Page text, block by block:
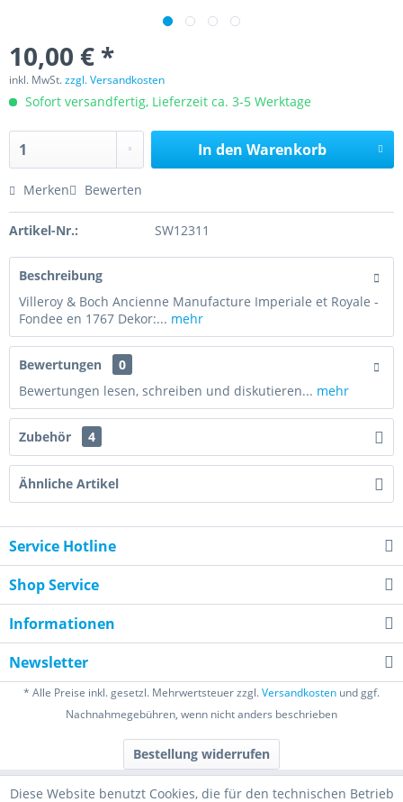
10,00 € *
inkl. MwSt.zzgl. Versandkosten
Sofort versandfertig, Lieferzeit ca. 3-5 Werktage
In den Warenkorb
Merken Bewerten
Artikel-Nr.: SW12311
Beschreibung
Villeroy & Boch Ancienne Manufacture Imperiale et Royale -
Fondee en 1767 Dekor:... mehr
Bewertungen
0
Bewertungen lesen, schreiben und diskutieren... mehr
Zubehör 4
Ähnliche Artikel
Service Hotline
Shop Service
Informationen
Newsletter
* Alle Preise inkl. gesetzl. Mehrwertsteuer zzgl.Versandkosten und ggf.
Nachnahmegebühren, wenn nicht anders beschrieben
Bestellung widerrufen
Diese Website benutzt Cookies, die für den technischen Betrieb